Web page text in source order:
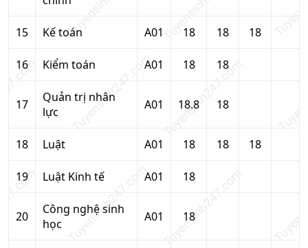
15 Kế toán A01 18 18 18
16 Kiểm toán A01 18 18
17
Quản trị nhân
lực
A01 18.8 18
18 Luật A01 18 18 18
19 Luật Kinh tế A01 18
20
Công nghệ sinh
học
A01 18